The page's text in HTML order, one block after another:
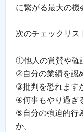
に繋がる最大の機
次のチェックリス
①他人の賞賛や確
②自分の業績を認
③批判を恐れます
④何事もやり過ぎ
⑤自分の強迫的行
か。